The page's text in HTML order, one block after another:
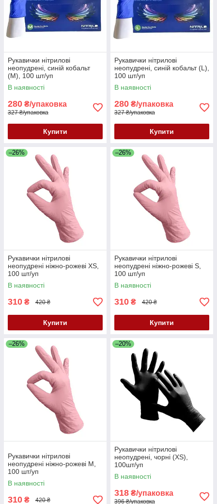
Рукавички нітрилові
неопудрені, синій кобальт
(M), 100 шт/уп
В наявності
280 ₴/упаковка
327 ₴/упаковка
Купити
Рукавички нітрилові
неопудрені, синій кобальт (L),
100 шт/уп
В наявності
280 ₴/упаковка
327 ₴/упаковка
Купити
–26%
Рукавички нітрилові
неопудрені ніжно-рожеві XS,
100 шт/уп
В наявності
310 ₴ 420 ₴
Купити
–26%
Рукавички нітрилові
неопудрені ніжно-рожеві S,
100 шт/уп
В наявності
310 ₴ 420 ₴
Купити
–26%
Рукавички нітрилові
неопудрені ніжно-рожеві M,
100 шт/уп
В наявності
310 ₴ 420 ₴
–20%
Рукавички нітрилові
неопудрені, чорні (XS),
100шт/уп
В наявності
318 ₴/упаковка
396 ₴/упаковка